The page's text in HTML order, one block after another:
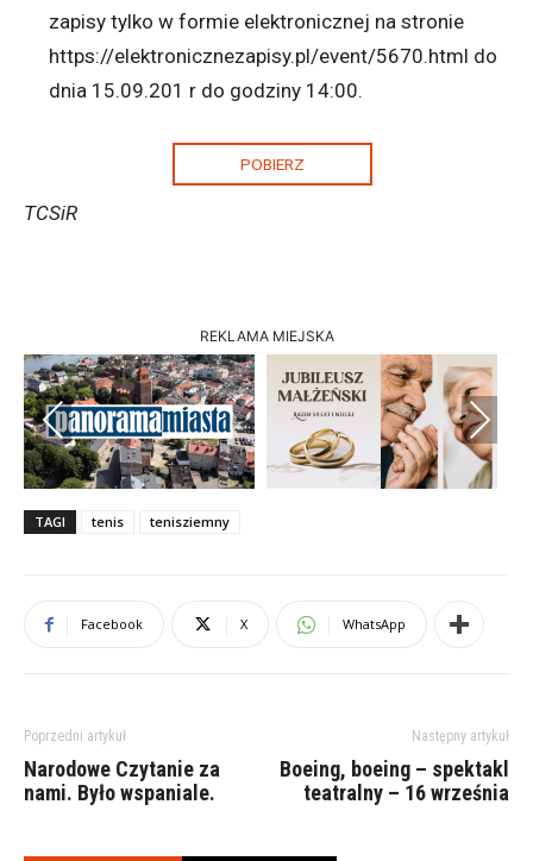
zapisy tylko w formie elektronicznej na stronie
https://elektronicznezapisy.pl/event/5670.html do
dnia 15.09.201 r do godziny 14:00.
POBIERZ
TCSiR
REKLAMA MIEJSKA
Previous Next
TAGI tenis tenisziemny
Facebook X WhatsApp
Poprzedni artykuł
Narodowe Czytanie za
nami. Było wspaniale.
Następny artykuł
Boeing, boeing – spektakl
teatralny – 16 września